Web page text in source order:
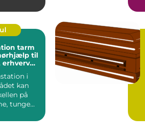
tarm
til
erhverv
i
kan
på
tunge